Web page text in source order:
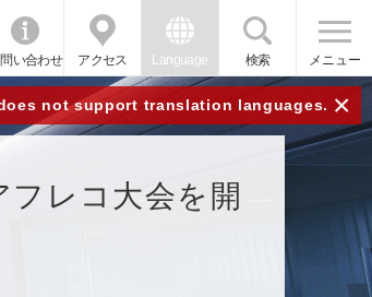
い合わせ アクセス Language 検索 メニュー
not support translation languages. ×
フレコ大会を開